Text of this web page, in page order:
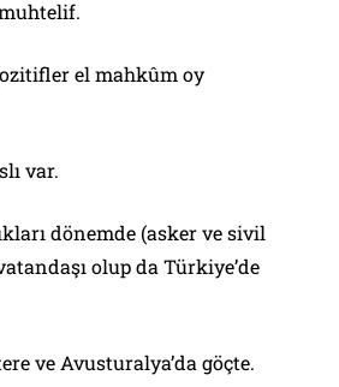
el mahkûm oy
var.
dönemde (asker ve sivil
olup da Türkiye’de
ve Avusturalya’da göçte.